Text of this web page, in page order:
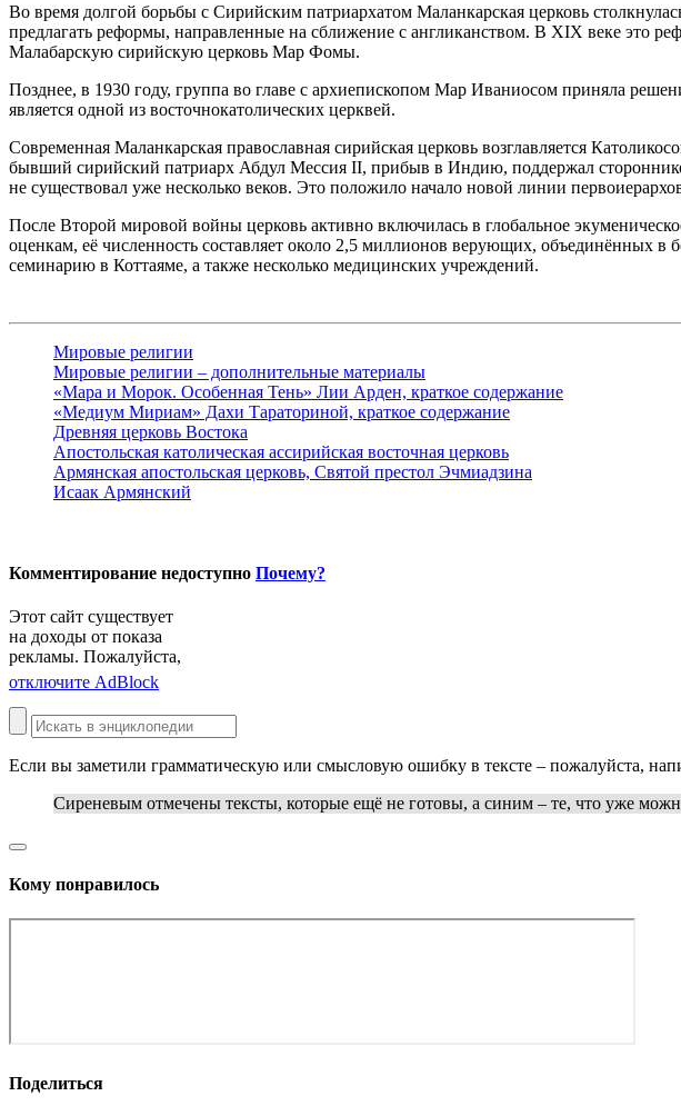
Во время долгой борьбы с Сирийским патриархатом Маланкарская церковь
предлагать реформы, направленные на сближение с англиканством. В XIX веке это
Малабарскую сирийскую церковь Мар Фомы.
Позднее, в 1930 году, группа во главе с архиепископом Мар Иваниосом приняла
является одной из восточнокатолических церквей.
Современная Маланкарская православная сирийская церковь возглавляется
бывший сирийский патриарх Абдул Мессия II, прибыв в Индию, поддержал
не существовал уже несколько веков. Это положило начало новой линии
После Второй мировой войны церковь активно включилась в глобальное
оценкам, её численность составляет около 2,5 миллионов верующих, объединённых
семинарию в Коттаяме, а также несколько медицинских учреждений.
Мировые религии
Мировые религии – дополнительные материалы
«Мара и Морок. Особенная Тень» Лии Арден, краткое содержание
«Медиум Мириам» Дахи Тараториной, краткое содержание
Древняя церковь Востока
Апостольская католическая ассирийская восточная церковь
Армянская апостольская церковь, Святой престол Эчмиадзина
Исаак Армянский
Комментирование недоступно Почему?
Этот сайт существует
на доходы от показа
рекламы. Пожалуйста,
отключите AdBlock
Если вы заметили грамматическую или смысловую ошибку в тексте – пожалуйста,
Сиреневым отмечены тексты, которые ещё не готовы, а синим – те, что уже
Кому понравилось
Поделиться